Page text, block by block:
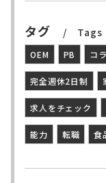
タグ Tags
OEM PB コ
完全週休2日制
求人をチェック
能力 転職 食